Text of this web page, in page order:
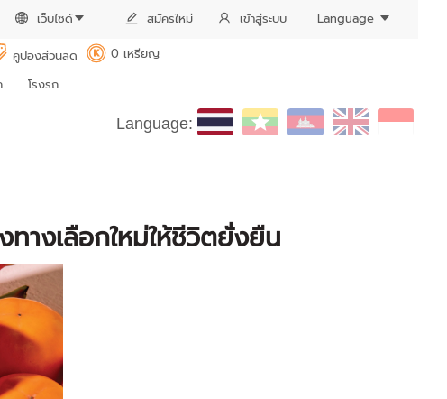
เว็บไซด์ สมัครใหม่ เข้าสู่ระบบ Language
คูปองส่วนลด K
0 เหรียญ
โรงรถ
Language:
างเลือกใหม่ให้ชีวิตยั่งยืน